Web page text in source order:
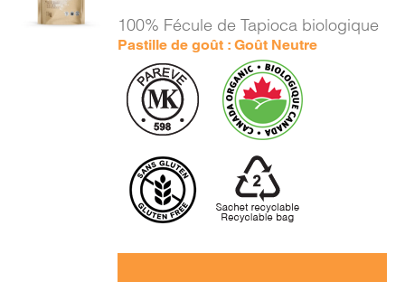
/
DÉTAILS 100% Fécule de Tapioca biologique
Pastille de goût : Goût Neutre